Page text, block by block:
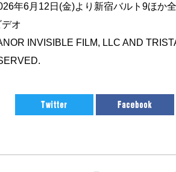
年6月12日(金)より新宿バルト9ほか
オ
INVISIBLE FILM, LLC AND